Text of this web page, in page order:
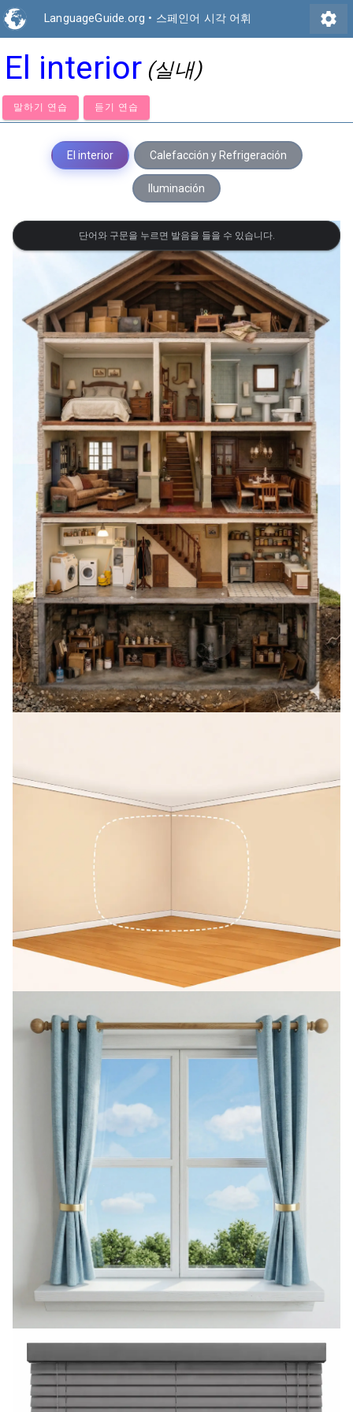
LanguageGuide.org • 스페인어 시각 어휘 settings
El interior (실내)
말하기 연습 듣기 연습
El interior Calefacción y Refrigeración
Iluminación
단어와 구문을 누르면 발음을 들을 수 있습니다.